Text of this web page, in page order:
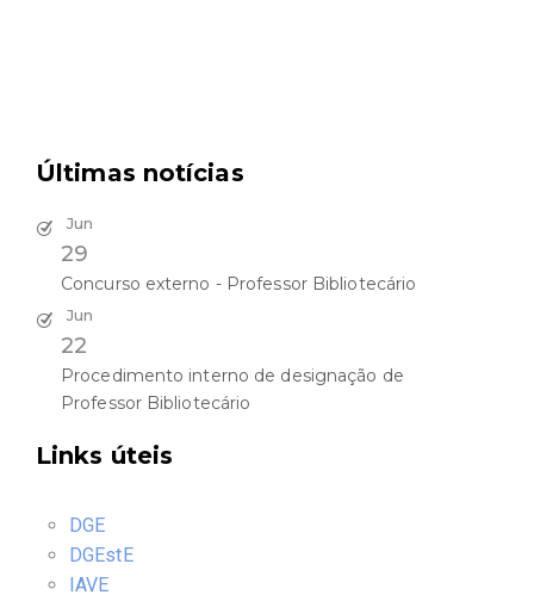
Últimas notícias
Jun
29
Concurso externo - Professor Bibliotecário
Jun
22
Procedimento interno de designação de
Professor Bibliotecário
Links úteis
DGE
DGEstE
IAVE